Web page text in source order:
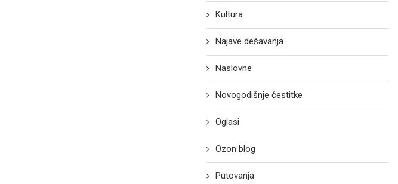
Kultura
Najave dešavanja
Naslovne
Novogodišnje čestitke
Oglasi
Ozon blog
Putovanja